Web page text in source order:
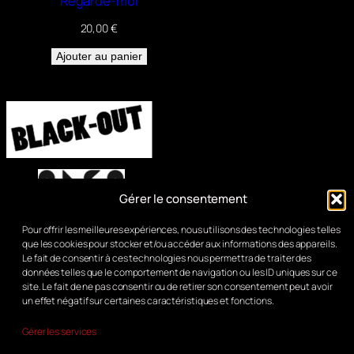
Gérer le consentement
Pour offrir les meilleures expériences, nous utilisons des technologies telles
que les cookies pour stocker et/ou accéder aux informations des appareils.
Le fait de consentir à ces technologies nous permettra de traiter des
données telles que le comportement de navigation ou les ID uniques sur ce
site. Le fait de ne pas consentir ou de retirer son consentement peut avoir
un effet négatif sur certaines caractéristiques et fonctions.
Gérer les services
20,00€
Ajouter au panier